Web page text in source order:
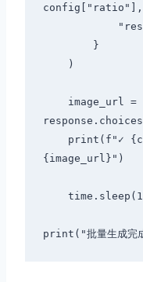
config["ratio"],
{image_url}")